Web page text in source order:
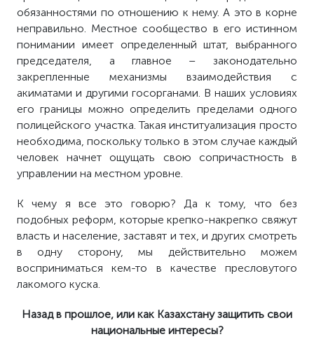
обязанностями по отношению к нему. А это в корне
неправильно. Местное сообщество в его истинном
понимании имеет определенный штат, выбранного
председателя, а главное – законодательно
закрепленные механизмы взаимодействия с
акиматами и другими госорганами. В наших условиях
его границы можно определить пределами одного
полицейского участка. Такая институализация просто
необходима, поскольку только в этом случае каждый
человек начнет ощущать свою сопричастность в
управлении на местном уровне.
К чему я все это говорю? Да к тому, что без
подобных реформ, которые крепко-накрепко свяжут
власть и население, заставят и тех, и других смотреть
в одну сторону, мы действительно можем
восприниматься кем-то в качестве пресловутого
лакомого куска.
Назад в прошлое, или как Казахстану защитить свои
национальные интересы?